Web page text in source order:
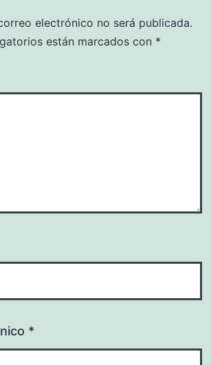
electrónico no será publicada.
están marcados con *
*